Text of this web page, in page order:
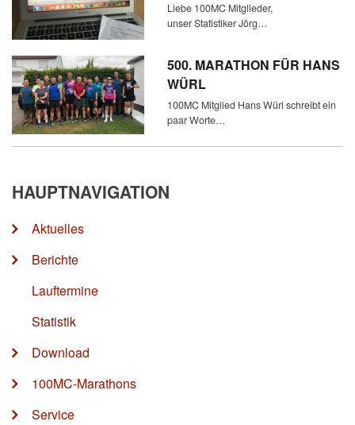
Liebe 100MC Mitglieder,
unser Statistiker Jörg…
500. MARATHON FÜR HANS
WÜRL
100MC Mitglied Hans Würl schreibt ein
paar Worte…
HAUPTNAVIGATION
Aktuelles
Berichte
Lauftermine
Statistik
Download
100MC-Marathons
Service